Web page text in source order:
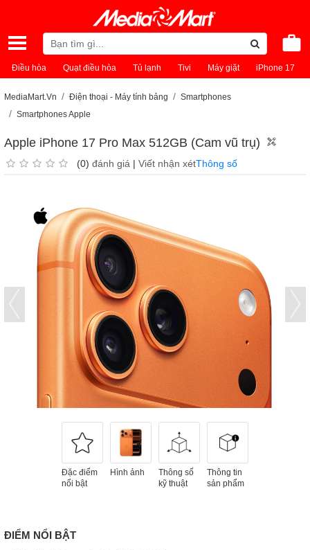
Điều hòa Quạt điều hòa Tủ lạnh Tivi Máy giặt iPhone 17
MediaMart.Vn Điện thoại - Máy tính bảng
Smartphones
Smartphones Apple
Apple iPhone 17 Pro Max 512GB (Cam vũ trụ)
(0) đánh giá | Viết nhận xétThông số
Đặc điểm
nổi bật
Hình ảnh
Thông số
kỹ thuật
Thông tin
sản phẩm
ĐIỂM NỔI BẬT